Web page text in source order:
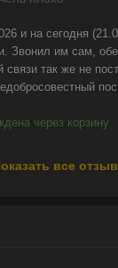
и на сегодня
Звонил им сам,
так же не
через корзину
все